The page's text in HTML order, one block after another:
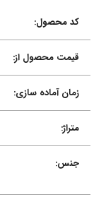
کد محصول:
قیمت محصول از:
زمان آماده سازی:
متراژ:
جنس: